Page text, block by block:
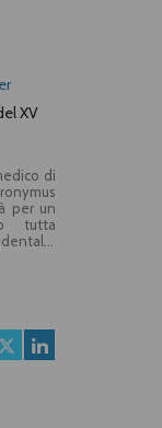
XV
di
per un
tutta
sorta